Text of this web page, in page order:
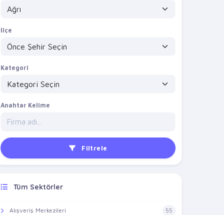
İlçe
Kategori
Anahtar Kelime
Filtrele
Tüm Sektörler
Alışveriş Merkezileri 55